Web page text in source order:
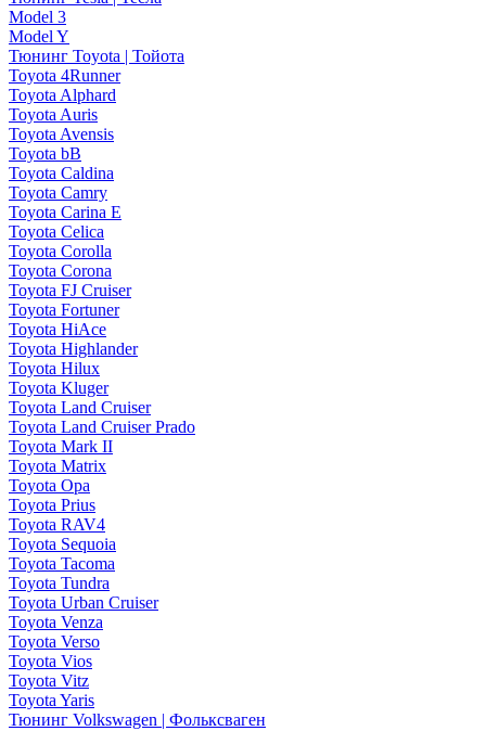
Model 3
Model Y
Тюнинг Toyota | Тойота
Toyota 4Runner
Toyota Alphard
Toyota Auris
Toyota Avensis
Toyota bB
Toyota Caldina
Toyota Camry
Toyota Carina E
Toyota Celica
Toyota Corolla
Toyota Corona
Toyota FJ Cruiser
Toyota Fortuner
Toyota HiAce
Toyota Highlander
Toyota Hilux
Toyota Kluger
Toyota Land Cruiser
Toyota Land Cruiser Prado
Toyota Mark II
Toyota Matrix
Toyota Opa
Toyota Prius
Toyota RAV4
Toyota Sequoia
Toyota Tacoma
Toyota Tundra
Toyota Urban Cruiser
Toyota Venza
Toyota Verso
Toyota Vios
Toyota Vitz
Toyota Yaris
Тюнинг Volkswagen | Фольксваген